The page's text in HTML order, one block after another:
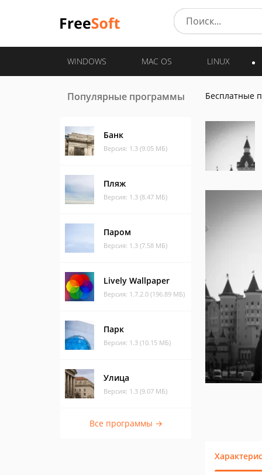
WINDOWS MAC OS LINUX
Популярные программы
Банк
Версия: 1.3 (9.05 МБ)
Пляж
Версия: 1.3 (8.47 МБ)
Паром
Версия: 1.3 (7.58 МБ)
Lively Wallpaper
Версия: 1.7.2.0 (196.89 МБ)
Парк
Версия: 1.3 (10.15 МБ)
Улица
Версия: 1.3 (9.07 МБ)
Все программы →
Бесплатные